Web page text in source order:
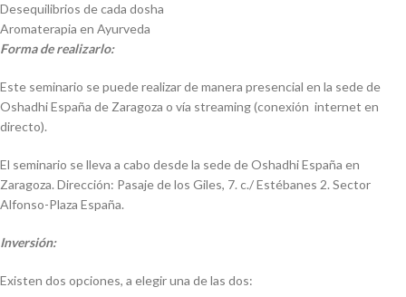
Desequilibrios de cada dosha
Aromaterapia en Ayurveda
Forma de realizarlo:
Este seminario se puede realizar de manera presencial en la sede de
Oshadhi España de Zaragoza o vía streaming (conexión internet en
directo).
El seminario se lleva a cabo desde la sede de Oshadhi España en
Zaragoza. Dirección: Pasaje de los Giles, 7. c./ Estébanes 2. Sector
Alfonso-Plaza España.
Inversión:
Existen dos opciones, a elegir una de las dos: